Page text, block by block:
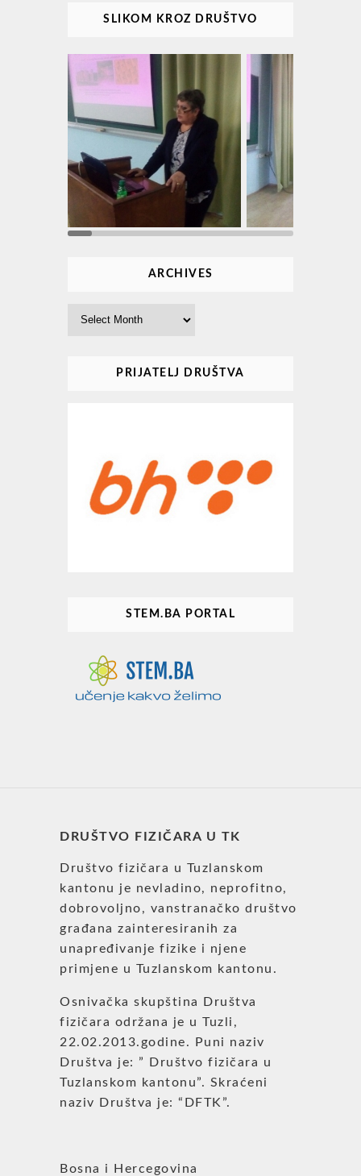
SLIKOM KROZ DRUŠTVO
ARCHIVES
PRIJATELJ DRUŠTVA
STEM.BA PORTAL
DRUŠTVO FIZIČARA U TK
Društvo fizičara u Tuzlanskom
kantonu je nevladino, neprofitno,
dobrovoljno, vanstranačko društvo
građana zainteresiranih za
unapređivanje fizike i njene
primjene u Tuzlanskom kantonu.
Osnivačka skupština Društva
fizičara održana je u Tuzli,
22.02.2013.godine. Puni naziv
Društva je: ” Društvo fizičara u
Tuzlanskom kantonu”. Skraćeni
naziv Društva je: “DFTK”.
Bosna i Hercegovina